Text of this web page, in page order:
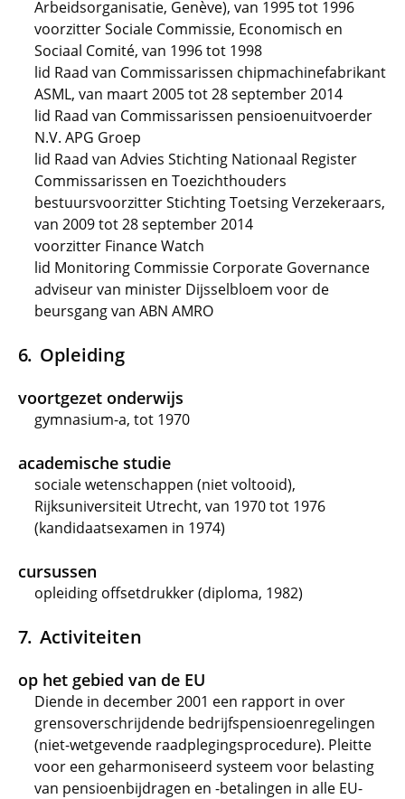
Arbeidsorganisatie, Genève), van 1995 tot 1996
voorzitter Sociale Commissie, Economisch en
Sociaal Comité, van 1996 tot 1998
lid Raad van Commissarissen chipmachinefabrikant
ASML, van maart 2005 tot 28 september 2014
lid Raad van Commissarissen pensioenuitvoerder
N.V. APG Groep
lid Raad van Advies Stichting Nationaal Register
Commissarissen en Toezichthouders
bestuursvoorzitter Stichting Toetsing Verzekeraars,
van 2009 tot 28 september 2014
voorzitter Finance Watch
lid Monitoring Commissie Corporate Governance
adviseur van minister Dijsselbloem voor de
beursgang van ABN AMRO
Opleiding
voortgezet onderwijs
gymnasium-a, tot 1970
academische studie
sociale wetenschappen (niet voltooid),
Rijksuniversiteit Utrecht, van 1970 tot 1976
(kandidaatsexamen in 1974)
cursussen
opleiding offsetdrukker (diploma, 1982)
Activiteiten
op het gebied van de EU
Diende in december 2001 een rapport in over
grensoverschrijdende bedrijfspensioenregelingen
(niet-wetgevende raadplegingsprocedure). Pleitte
voor een geharmoniseerd systeem voor belasting
van pensioenbijdragen en -betalingen in alle EU-